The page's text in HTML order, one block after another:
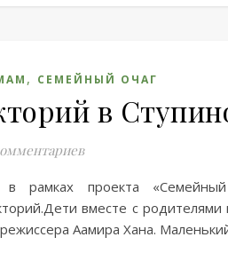
, СЕМЕЙНЫЙ ОЧАГ
в
в рамках проекта
вместе с
Аамира Хана.